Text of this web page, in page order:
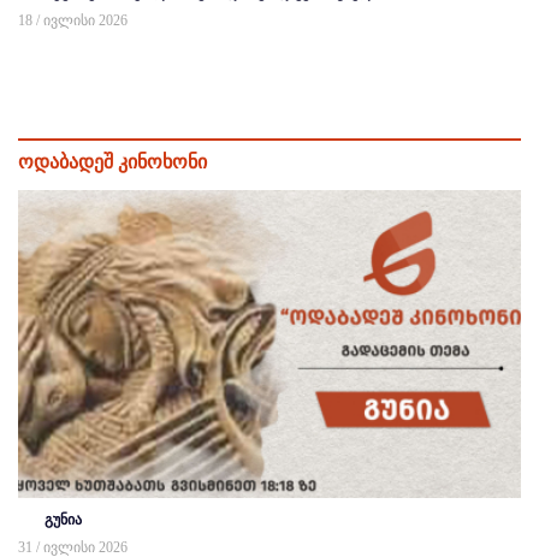
18 / ივლისი 2026
ოდაბადეშ კინოხონი
გუნია
31 / ივლისი 2026